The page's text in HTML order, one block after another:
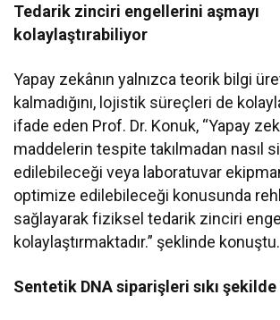
Tedarik zinciri engellerini aşmayı
kolaylaştırabiliyor
Yapay zekânın yalnızca teorik bilgi
kalmadığını, lojistik süreçleri de
ifade eden Prof. Dr. Konuk, “Yapay
maddelerin tespite takılmadan nasıl
edilebileceği veya laboratuvar
optimize edilebileceği konusunda
sağlayarak fiziksel tedarik zinciri
kolaylaştırmaktadır.” şeklinde konuştu.
Sentetik DNA siparişleri sıkı